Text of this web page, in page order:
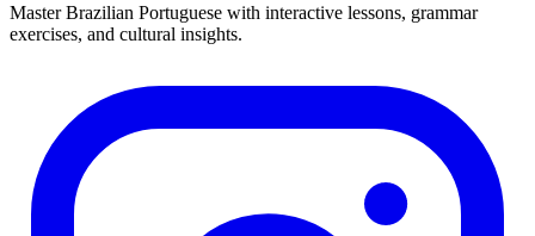
Master Brazilian Portuguese with interactive lessons, grammar
exercises, and cultural insights.